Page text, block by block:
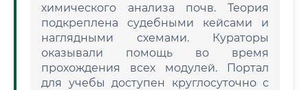
химического анализа почв. Теория
подкреплена судебными кейсами и
наглядными схемами. Кураторы
оказывали помощь во время
прохождения всех модулей. Портал
для учебы доступен круглосуточно с